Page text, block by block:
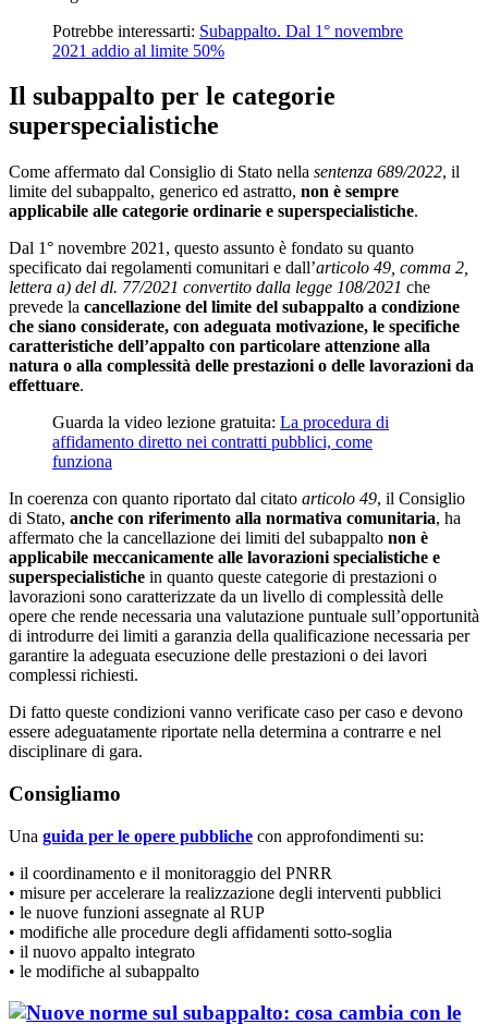
Potrebbe interessarti: Subappalto. Dal 1° novembre
2021 addio al limite 50%
Il subappalto per le categorie
superspecialistiche
Come affermato dal Consiglio di Stato nella sentenza 689/2022, il
limite del subappalto, generico ed astratto, non è sempre
applicabile alle categorie ordinarie e superspecialistiche.
Dal 1° novembre 2021, questo assunto è fondato su quanto
specificato dai regolamenti comunitari e dall’articolo 49, comma 2,
lettera a) del dl. 77/2021 convertito dalla legge 108/2021 che
prevede la cancellazione del limite del subappalto a condizione
che siano considerate, con adeguata motivazione, le specifiche
caratteristiche dell’appalto con particolare attenzione alla
natura o alla complessità delle prestazioni o delle lavorazioni da
effettuare.
Guarda la video lezione gratuita: La procedura di
affidamento diretto nei contratti pubblici, come
funziona
In coerenza con quanto riportato dal citato articolo 49, il Consiglio
di Stato, anche con riferimento alla normativa comunitaria, ha
affermato che la cancellazione dei limiti del subappalto non è
applicabile meccanicamente alle lavorazioni specialistiche e
superspecialistiche in quanto queste categorie di prestazioni o
lavorazioni sono caratterizzate da un livello di complessità delle
opere che rende necessaria una valutazione puntuale sull’opportunità
di introdurre dei limiti a garanzia della qualificazione necessaria per
garantire la adeguata esecuzione delle prestazioni o dei lavori
complessi richiesti.
Di fatto queste condizioni vanno verificate caso per caso e devono
essere adeguatamente riportate nella determina a contrarre e nel
disciplinare di gara.
Consigliamo
Una guida per le opere pubbliche con approfondimenti su:
• il coordinamento e il monitoraggio del PNRR
• misure per accelerare la realizzazione degli interventi pubblici
• le nuove funzioni assegnate al RUP
• modifiche alle procedure degli affidamenti sotto-soglia
• il nuovo appalto integrato
• le modifiche al subappalto